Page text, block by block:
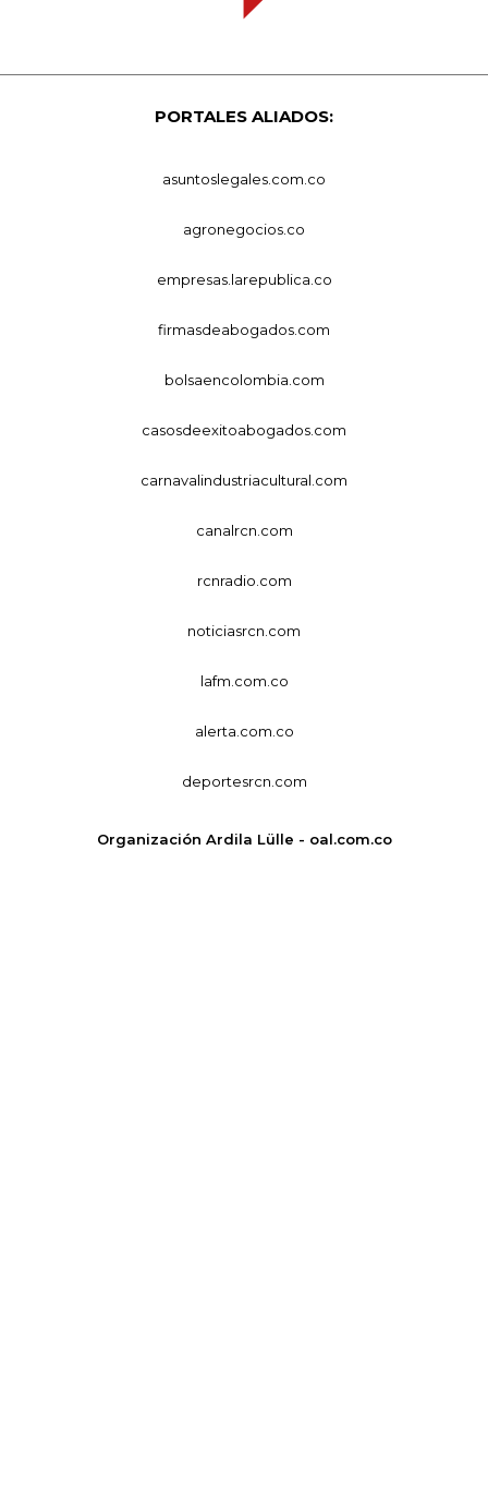
PORTALES ALIADOS:
asuntoslegales.com.co
agronegocios.co
empresas.larepublica.co
firmasdeabogados.com
bolsaencolombia.com
casosdeexitoabogados.com
carnavalindustriacultural.com
canalrcn.com
rcnradio.com
noticiasrcn.com
lafm.com.co
alerta.com.co
deportesrcn.com
Organización Ardila Lülle - oal.com.co